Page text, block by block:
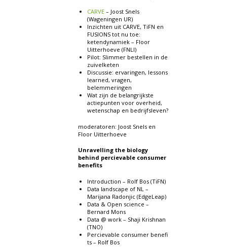
CARVE – Joost Snels
(Wageningen UR)
Inzichten uit CARVE, TiFN en
FUSIONS tot nu toe:
ketendynamiek – Floor
Uitterhoeve (FNLI)
Pilot: Slimmer bestellen in de
zuivelketen
Discussie: ervaringen, lessons
learned, vragen,
belemmeringen
Wat zijn de belangrijkste
actiepunten voor overheid,
wetenschap en bedrijfsleven?
moderatoren: Joost Snels en
Floor Uitterhoeve
Unravelling the biology
behind percievable consumer
benefits
Introduction – Rolf Bos (TiFN)
Data landscape of NL –
Marijana Radonjic (EdgeLeap)
Data & Open science –
Bernard Mons
Data @ work – Shaji Krishnan
(TNO)
Percievable consumer benefi
ts – Rolf Bos